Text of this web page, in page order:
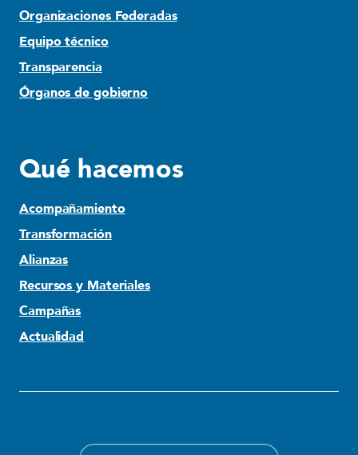
Organizaciones Federadas
Equipo técnico
Transparencia
Órganos de gobierno
Qué hacemos
Acompañamiento
Transformación
Alianzas
Recursos y Materiales
Campañas
Actualidad